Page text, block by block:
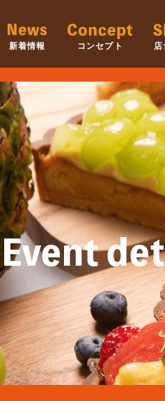
新着情報 コンセプト 店
Event